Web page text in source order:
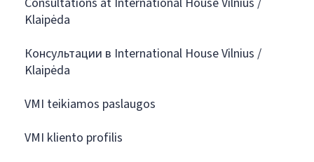
Klaipėda
Консультации в International House Vilnius /
Klaipėda
VMI teikiamos paslaugos
VMI kliento profilis